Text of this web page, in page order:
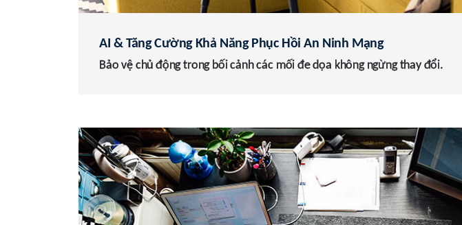
AI & Tăng Cường Khả Năng Phục Hồi An Ninh Mạng
Bảo vệ chủ động trong bối cảnh các mối đe dọa không ngừng thay đổi.